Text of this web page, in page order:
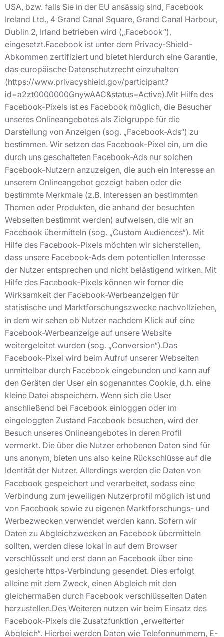
USA, bzw. falls Sie in der EU ansässig sind, Facebook
Ireland Ltd., 4 Grand Canal Square, Grand Canal Harbour,
Dublin 2, Irland betrieben wird („Facebook“),
eingesetzt.Facebook ist unter dem Privacy-Shield-
Abkommen zertifiziert und bietet hierdurch eine Garantie,
das europäische Datenschutzrecht einzuhalten
(https://www.privacyshield.gov/participant?
id=a2zt0000000GnywAAC&status=Active).Mit Hilfe des
Facebook-Pixels ist es Facebook möglich, die Besucher
unseres Onlineangebotes als Zielgruppe für die
Darstellung von Anzeigen (sog. „Facebook-Ads“) zu
bestimmen. Wir setzen das Facebook-Pixel ein, um die
durch uns geschalteten Facebook-Ads nur solchen
Facebook-Nutzern anzuzeigen, die auch ein Interesse an
unserem Onlineangebot gezeigt haben oder die
bestimmte Merkmale (z.B. Interessen an bestimmten
Themen oder Produkten, die anhand der besuchten
Webseiten bestimmt werden) aufweisen, die wir an
Facebook übermitteln (sog. „Custom Audiences“). Mit
Hilfe des Facebook-Pixels möchten wir sicherstellen,
dass unsere Facebook-Ads dem potentiellen Interesse
der Nutzer entsprechen und nicht belästigend wirken. Mit
Hilfe des Facebook-Pixels können wir ferner die
Wirksamkeit der Facebook-Werbeanzeigen für
statistische und Marktforschungszwecke nachvollziehen,
in dem wir sehen ob Nutzer nachdem Klick auf eine
Facebook-Werbeanzeige auf unsere Website
weitergeleitet wurden (sog. „Conversion“).Das
Facebook-Pixel wird beim Aufruf unserer Webseiten
unmittelbar durch Facebook eingebunden und kann auf
den Geräten der User ein sogenanntes Cookie, d.h. eine
kleine Datei abspeichern. Wenn sich die User
anschließend bei Facebook einloggen oder im
eingeloggten Zustand Facebook besuchen, wird der
Besuch unseres Onlineangebotes in deren Profil
vermerkt. Die über die Nutzer erhobenen Daten sind für
uns anonym, bieten uns also keine Rückschlüsse auf die
Identität der Nutzer. Allerdings werden die Daten von
Facebook gespeichert und verarbeitet, sodass eine
Verbindung zum jeweiligen Nutzerprofil möglich ist und
von Facebook sowie zu eigenen Marktforschungs- und
Werbezwecken verwendet werden kann. Sofern wir
Daten zu Abgleichzwecken an Facebook übermitteln
sollten, werden diese lokal in auf dem Browser
verschlüsselt und erst dann an Facebook über eine
gesicherte https-Verbindung gesendet. Dies erfolgt
alleine mit dem Zweck, einen Abgleich mit den
gleichermaßen durch Facebook verschlüsselten Daten
herzustellen.Des Weiteren nutzen wir beim Einsatz des
Facebook-Pixels die Zusatzfunktion „erweiterter
Abgleich“. Hierbei werden Daten wie Telefonnummern, E-